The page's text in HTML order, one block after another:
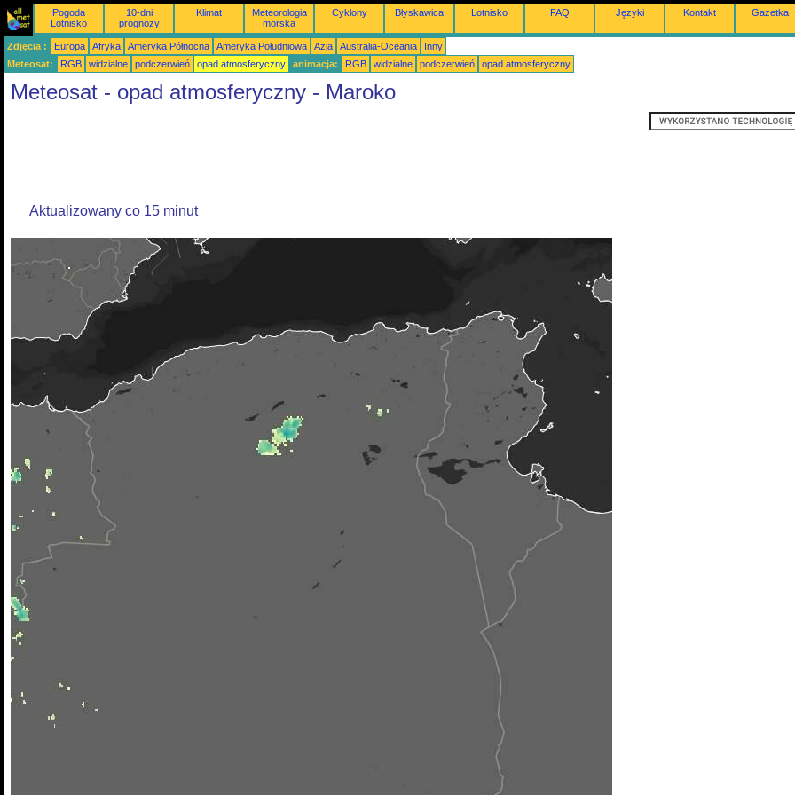
Pogoda
Lotnisko
10-dni
prognozy
Klimat
Meteorologia
morska
Cyklony Błyskawica Lotnisko FAQ Języki Kontakt Gazetka
Zdjęcia : Europa Afryka Ameryka Północna Ameryka Południowa Azja Australia-Oceania
Inny
Meteosat:
RGB widzialne podczerwień opad atmosferyczny animacja: RGB widzialne podczerwień opad atmosferyczny
Meteosat - opad atmosferyczny - Maroko
Aktualizowany co 15 minut